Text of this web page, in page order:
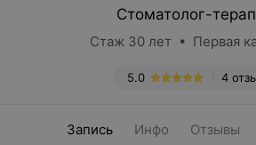
Стоматолог-
Стаж 30 лет • Первая
4
5.0
Запись Инфо Отзывы